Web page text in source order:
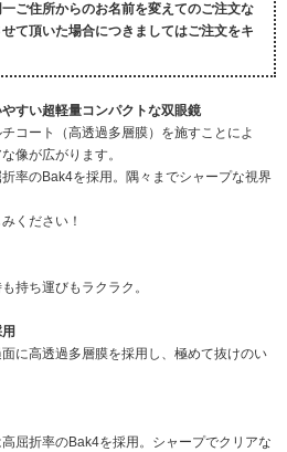
ご住所からのお名前を変えてのご注文な
て頂いた場合につきましてはご注文をキ
すい超軽量コンパクトな双眼鏡
コート（高透過多層膜）を施すことによ
像が広がります。
率のBak4を採用。隅々までシャープな視界
ください！
持ち運びもラクラク。
に高透過多層膜を採用し、極めて抜けのい
屈折率のBak4を採用。シャープでクリアな